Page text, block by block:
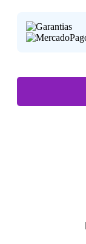
Consulta nuestra